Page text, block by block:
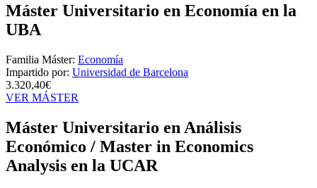
Máster Universitario en Economía en la
UBA
Familia Máster: Economía
Impartido por: Universidad de Barcelona
3.320,40€
VER MÁSTER
Máster Universitario en Análisis
Económico / Master in Economics
Analysis en la UCAR